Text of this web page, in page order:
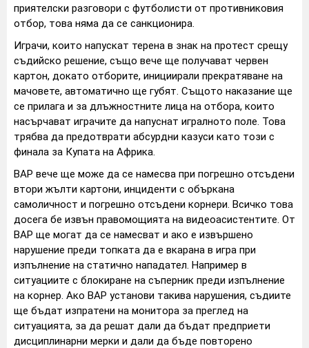
приятелски разговори с футболисти от противниковия
отбор, това няма да се санкционира.
Играчи, които напускат терена в знак на протест срещу
съдийско решение, също вече ще получават червен
картон, докато отборите, инициирали прекратяване на
мачовете, автоматично ще губят. Същото наказание ще
се прилага и за длъжностните лица на отбора, които
насърчават играчите да напуснат игралното поле. Това
трябва да предотврати абсурдни казуси като този с
финала за Купата на Африка.
ВАР вече ще може да се намесва при погрешно отсъдени
втори жълти картони, инциденти с объркана
самоличност и погрешно отсъдени корнери. Всичко това
досега бе извън правомощията на видеоасистентите. От
ВАР ще могат да се намесват и ако е извършено
нарушение преди топката да е вкарана в игра при
изпълнение на статично нападател. Например в
ситуациите с блокиране на съперник преди изпълнение
на корнер. Ако ВАР установи такива нарушения, съдиите
ще бъдат изпратени на монитора за преглед на
ситуацията, за да решат дали да бъдат предприети
дисциплинарни мерки и дали да бъде повторено